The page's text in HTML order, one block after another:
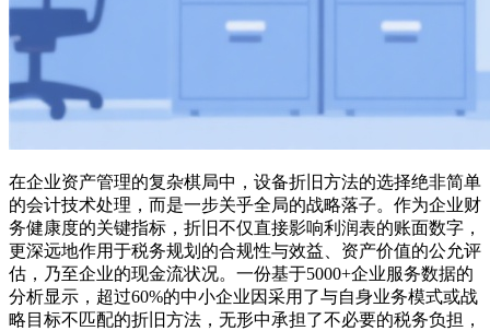
在企业资产管理的复杂棋局中，设备折旧方法的选择绝非简单
的会计技术处理，而是一步关乎全局的战略落子。作为企业财
务健康度的关键指标，折旧不仅直接影响利润表的账面数字，
更深远地作用于税务规划的合规性与效益、资产价值的公允评
估，乃至企业的现金流状况。一份基于5000+企业服务数据的
分析显示，超过60%的中小企业因采用了与自身业务模式或战
略目标不匹配的折旧方法，无形中承担了不必要的税务负担，